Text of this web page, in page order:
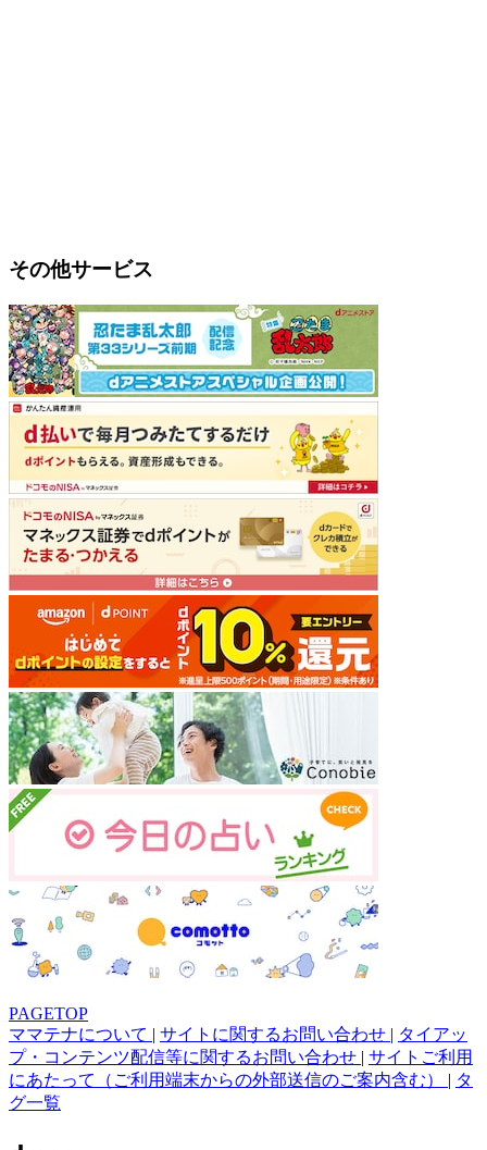
その他サービス
PAGETOP
ママテナについて | サイトに関するお問い合わせ | タイアッ
プ・コンテンツ配信等に関するお問い合わせ | サイトご利用
にあたって（ご利用端末からの外部送信のご案内含む） | タ
グ一覧